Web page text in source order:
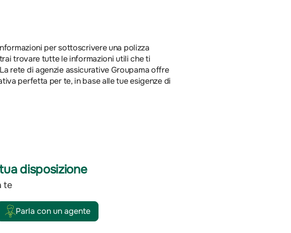
per sottoscrivere una polizza
trovare tutte le informazioni utili che ti
rete di agenzie assicurative Groupama offre
perfetta per te, in base alle tue esigenze di
disposizione
te
Parla con un agente